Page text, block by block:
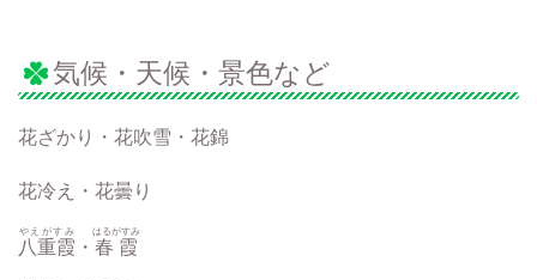
気候・天候・景色など
花ざかり・花吹雪・花錦
花冷え・花曇り
八重霞
やえがすみ
・ 春霞
はるがすみ